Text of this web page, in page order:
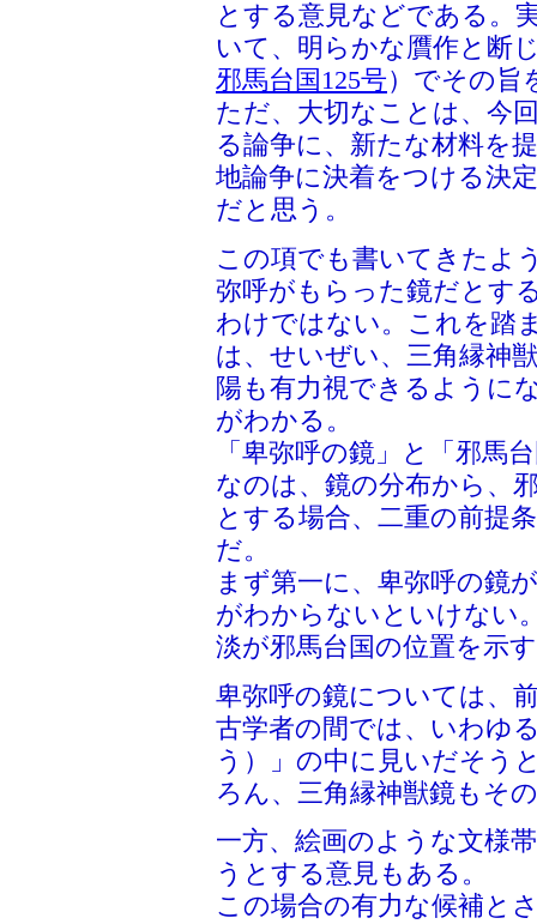
とする意見などである。
いて、明らかな贋作と断
邪馬台国125号）でその旨
ただ、大切なことは、今
る論争に、新たな材料を
地論争に決着をつける決
だと思う。
この項でも書いてきたよ
弥呼がもらった鏡だとす
わけではない。これを踏
は、せいぜい、三角縁神
陽も有力視できるよう
がわかる。
「卑弥呼の鏡」と「邪馬
なのは、鏡の分布から、
とする場合、二重の前提
だ。
まず第一に、卑弥呼の鏡
がわからないといけない
淡が邪馬台国の位置を示
卑弥呼の鏡については、
古学者の間では、いわゆ
う）」の中に見いだそう
ろん、三角縁神獣鏡もそ
一方、絵画のような文様
うとする意見もある。
この場合の有力な候補と